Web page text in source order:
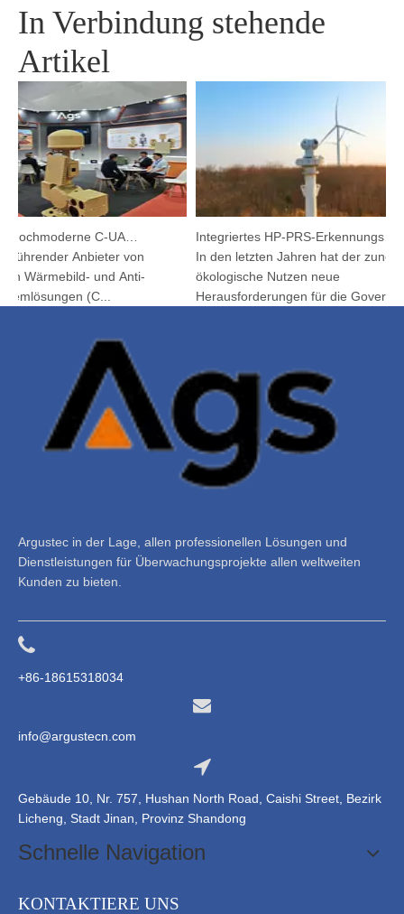
In Verbindung stehende
Artikel
Argutec stellt hochmoderne C-UAS und Wärmetechnik in Kuala Lumpur vor
Anbieter von
Wärmebild- und Anti-
(C...
Integriertes HP-PRS-Erkennungs- und Verfolgungsgerät: Eine Panoramavision für den Vogelschutz
In den letzten Jahren hat der
ökologische Nutzen neue
Herausforderungen für die
Argustec in der Lage, allen professionellen Lösungen und
Dienstleistungen für Überwachungsprojekte allen weltweiten
Kunden zu bieten.
+86-18615318034
info@argustecn.com
Gebäude 10, Nr. 757, Hushan North Road, Caishi Street, Bezirk
Licheng, Stadt Jinan, Provinz Shandong
Schnelle Navigation
KONTAKTIERE UNS